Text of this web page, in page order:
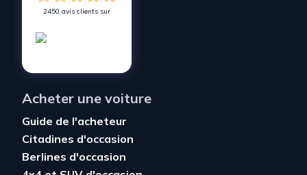
2450 avis clients sur
Acheter une voiture
Guide de l'acheteur
Citadines d'occasion
Berlines d'occasion